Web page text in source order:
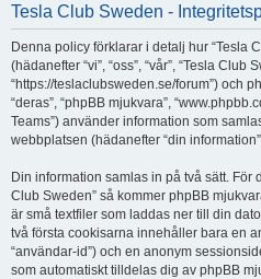
Tesla Club Sweden -
Denna policy förklarar i detalj hur “Tesla
(hädanefter “vi”, “oss”, “vår”, “Tesla Club
“https://teslaclubsweden.se/forum”) och
“deras”, “phpBB mjukvara”,
Teams”) använder information som
webbplatsen (hädanefter “din
Din information samlas in på två sätt. För
Club Sweden” så kommer phpBB
är små textfiler som laddas ner till din
två första cookisarna innehåller bara en
“användar-id”) och en anonym
som automatiskt tilldelas dig av phpBB